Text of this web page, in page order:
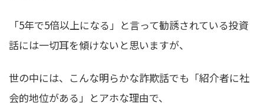
「5年で5倍以上になる」と言って勧誘されている投資
話には一切耳を傾けないと思いますが、
世の中には、こんな明らかな詐欺話でも「紹介者に社
会的地位がある」とアホな理由で、